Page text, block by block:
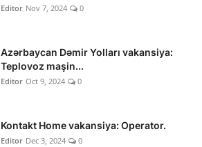
Editor Nov 7, 2024 0
Azərbaycan Dəmir Yolları vakansiya:
Teplovoz maşin...
Editor Oct 9, 2024 0
Kontakt Home vakansiya: Operator.
Editor Dec 3, 2024 0